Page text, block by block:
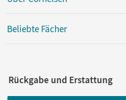
Beliebte Fächer
Rückgabe und Erstattung